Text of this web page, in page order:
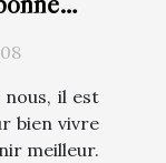
il est
bien vivre
meilleur.